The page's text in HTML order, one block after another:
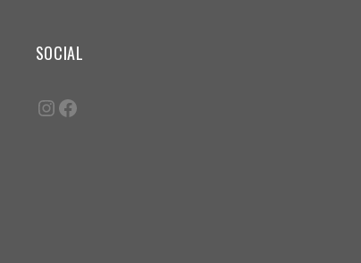
SOCIAL